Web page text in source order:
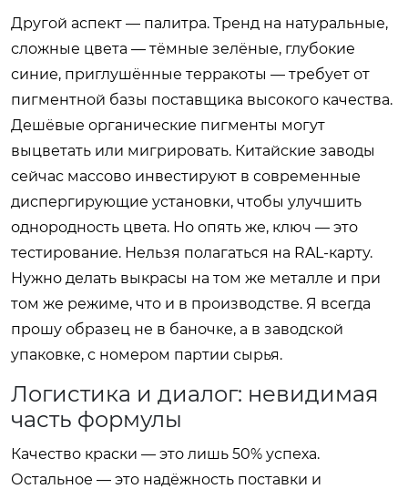
Другой аспект — палитра. Тренд на натуральные,
сложные цвета — тёмные зелёные, глубокие
синие, приглушённые терракоты — требует от
пигментной базы поставщика высокого качества.
Дешёвые органические пигменты могут
выцветать или мигрировать. Китайские заводы
сейчас массово инвестируют в современные
диспергирующие установки, чтобы улучшить
однородность цвета. Но опять же, ключ — это
тестирование. Нельзя полагаться на RAL-карту.
Нужно делать выкрасы на том же металле и при
том же режиме, что и в производстве. Я всегда
прошу образец не в баночке, а в заводской
упаковке, с номером партии сырья.
Логистика и диалог: невидимая
часть формулы
Качество краски — это лишь 50% успеха.
Остальное — это надёжность поставки и